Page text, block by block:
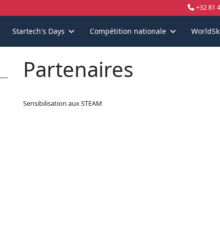
+32 81
Startech's Days Compétition nationale
Partenaires
Sensibilisation aux STEAM